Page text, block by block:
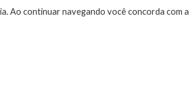
Ao continuar navegando você concorda com a